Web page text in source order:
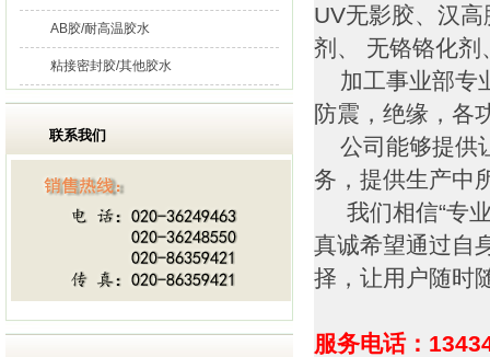
AB胶/耐高温胶水
粘接密封胶/其他胶水
联系我们
UV无影胶、汉
剂、 无铬铬化剂
加工事业部专
防震，绝缘，各
公司能够提供
务，提供生产中
我们相信“专业
真诚希望通过自
择，让用户随时
服务电话：